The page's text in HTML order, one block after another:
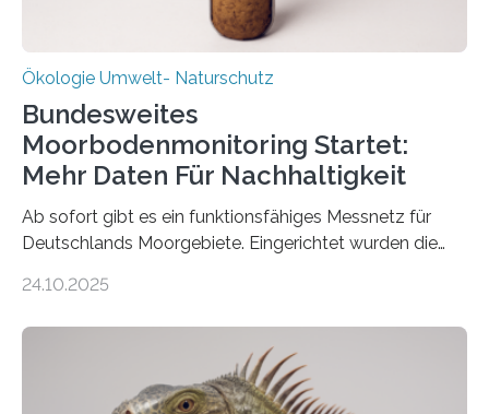
Ökologie Umwelt- Naturschutz
Bundesweites
Moorbodenmonitoring Startet:
Mehr Daten Für Nachhaltigkeit
Ab sofort gibt es ein funktionsfähiges Messnetz für
Deutschlands Moorgebiete. Eingerichtet wurden die
vergangenen fünf Jahren von Wissenschaftlerinnen
heutigen Donnerstag übergeben sie ihren Bericht zur
Aufbauphase an den Auftraggeber, das
Bundesministerium für Landwirtschaft, Ernährung und
24.10.2025